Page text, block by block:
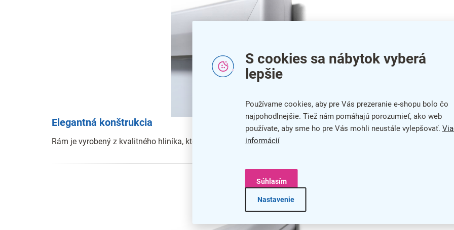
S cookies sa nábytok vyberá
lepšie
Používame cookies, aby pre Vás prezeranie e-shopu bolo čo
najpohodlnejšie. Tiež nám pomáhajú porozumieť, ako web
používate, aby sme ho pre Vás mohli neustále vylepšovať.
informácií
Nastavenie
Súhlasím
Elegantná konštrukcia
Rám je vyrobený z kvalitného hliníka, ktorý je veľmi odolný a spoľahlivo tak ochráni prezentovaný obsah.